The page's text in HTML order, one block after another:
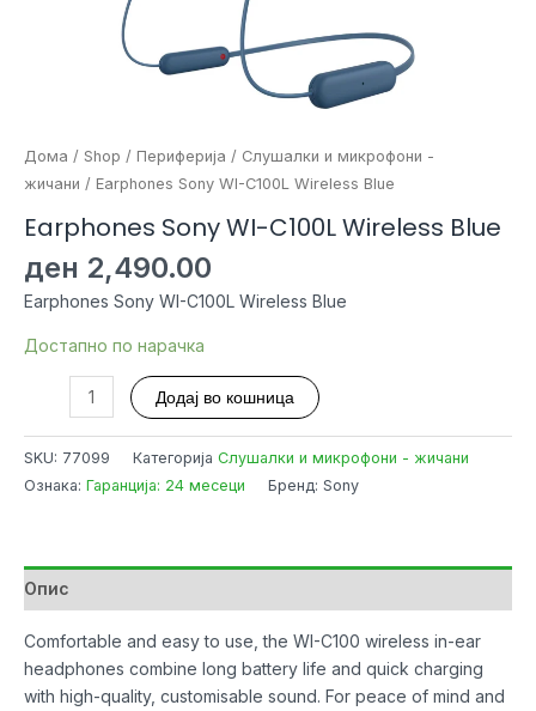
Дома / Shop / Периферија / Слушалки и микрофони -
жичани / Earphones Sony WI-C100L Wireless Blue
Earphones Sony WI-C100L Wireless Blue
ден 2,490.00
Earphones Sony WI-C100L Wireless Blue
Достапно по нарачка
Earphones
WI-
Додај во кошница
SKU: 77099 Категорија Слушалки и микрофони - жичани
Ознака: Гаранција: 24 месеци Бренд: Sony
Опис
Comfortable and easy to use, the WI-C100 wireless in-ear
headphones combine long battery life and quick charging
with high-quality, customisable sound. For peace of mind and